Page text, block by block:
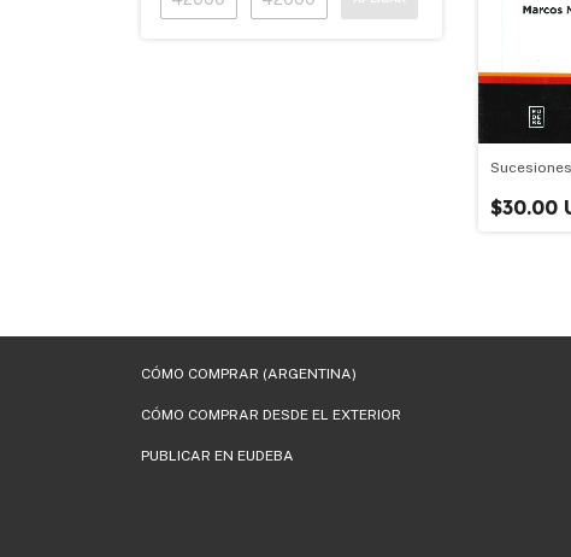
Sucesiones
$30.00
CÓMO COMPRAR (ARGENTINA)
CÓMO COMPRAR DESDE EL EXTERIOR
PUBLICAR EN EUDEBA